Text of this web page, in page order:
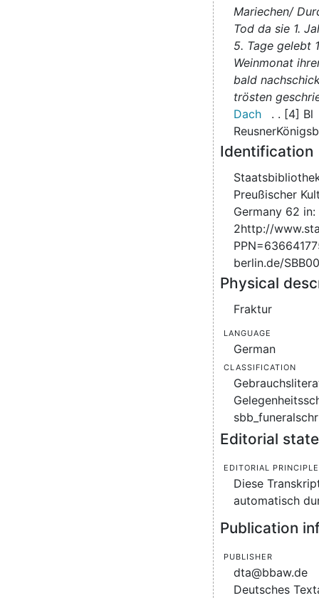
Mariechen/
Tod da sie 1.
5. Tage gelebt
Weinmonat
bald
trösten
Dach
. . [4] Bl
Reusner
Identification
Preußischer
Germany 62
2http://
berlin.de/
Physical
Fraktur
Language
German
Classification
Editorial
Editorial
Diese
automatisch
Publication
Publisher
dta@bbaw.de
Deutsches